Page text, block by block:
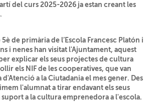
del curs 2025-2026 ja estan creant les
5è de primària de l’Escola Francesc Platón i
i nenes han visitat l'Ajuntament, aquest
explicar els seus projectes de cultura
els NIF de les cooperatives, que van
d'Atenció a la Ciutadania el mes gener. Des
l'alumnat a tirar endavant els seus
a la cultura emprenedora a l'escola.